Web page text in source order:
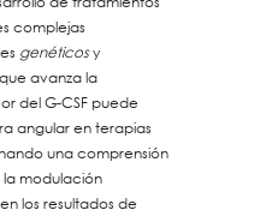
complejas
genéticosy
avanza la
del G-CSF puede
angular en terapias
una comprensión
modulación
los resultados de